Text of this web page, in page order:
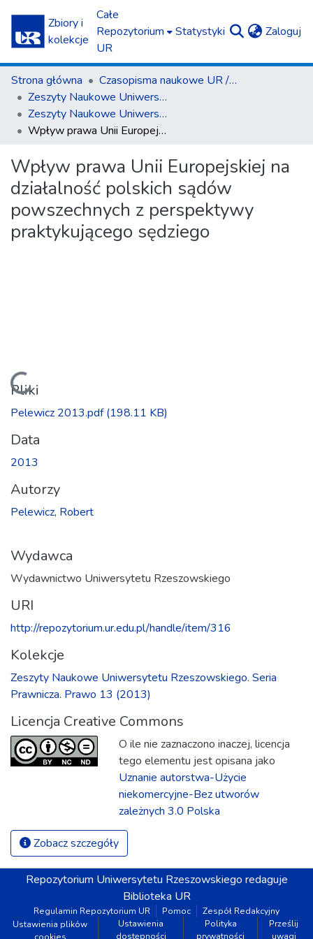
Zbiory i
kolekcje
Całe
Repozytorium
UR
Statystyki Zaloguj
Strona główna
Czasopisma naukowe UR / Scientific Journals
Zeszyty Naukowe Uniwersytetu Rzeszowskiego. Seria Prawnicza. Prawo
Zeszyty Naukowe Uniwersytetu Rzeszowskiego. Seria Prawnicza. Prawo 13 (2013)
Wpływ prawa Unii Europejskiej na działalność polskich sądów powszechnych z perspektywy praktykującego sędziego
Wpływ prawa Unii Europejskiej na
działalność polskich sądów
powszechnych z perspektywy
praktykującego sędziego
Ładowanie...
Pliki
Pelewicz 2013.pdf(198.11 KB)
Data
2013
Autorzy
Pelewicz, Robert
Wydawca
Wydawnictwo Uniwersytetu Rzeszowskiego
URI
http://repozytorium.ur.edu.pl/handle/item/316
Kolekcje
Zeszyty Naukowe Uniwersytetu Rzeszowskiego. Seria
Prawnicza. Prawo 13 (2013)
Licencja Creative Commons
O ile nie zaznaczono inaczej, licencja
tego elementu jest opisana jako
Uznanie autorstwa-Użycie
niekomercyjne-Bez utworów
zależnych 3.0 Polska
Zobacz szczegóły
Repozytorium Uniwersytetu Rzeszowskiego redaguje
Biblioteka UR
Regulamin Repozytorium UR Pomoc
Zespół Redakcyjny
Ustawienia plików
Ustawienia
dostępności
Polityka
prywatności
Prześlij
uwagi